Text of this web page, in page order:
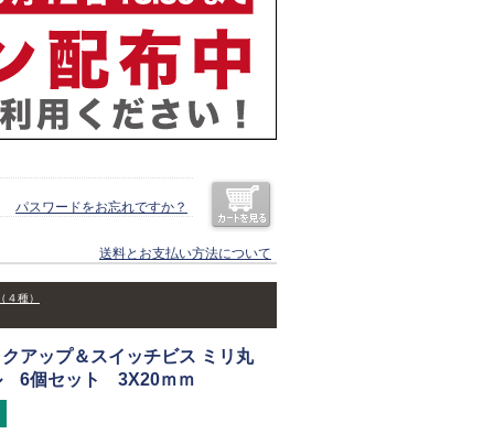
パスワードをお忘れですか？
送料とお支払い方法について
種）
アップ＆スイッチビス ミリ丸
6個セット 3X20ｍｍ